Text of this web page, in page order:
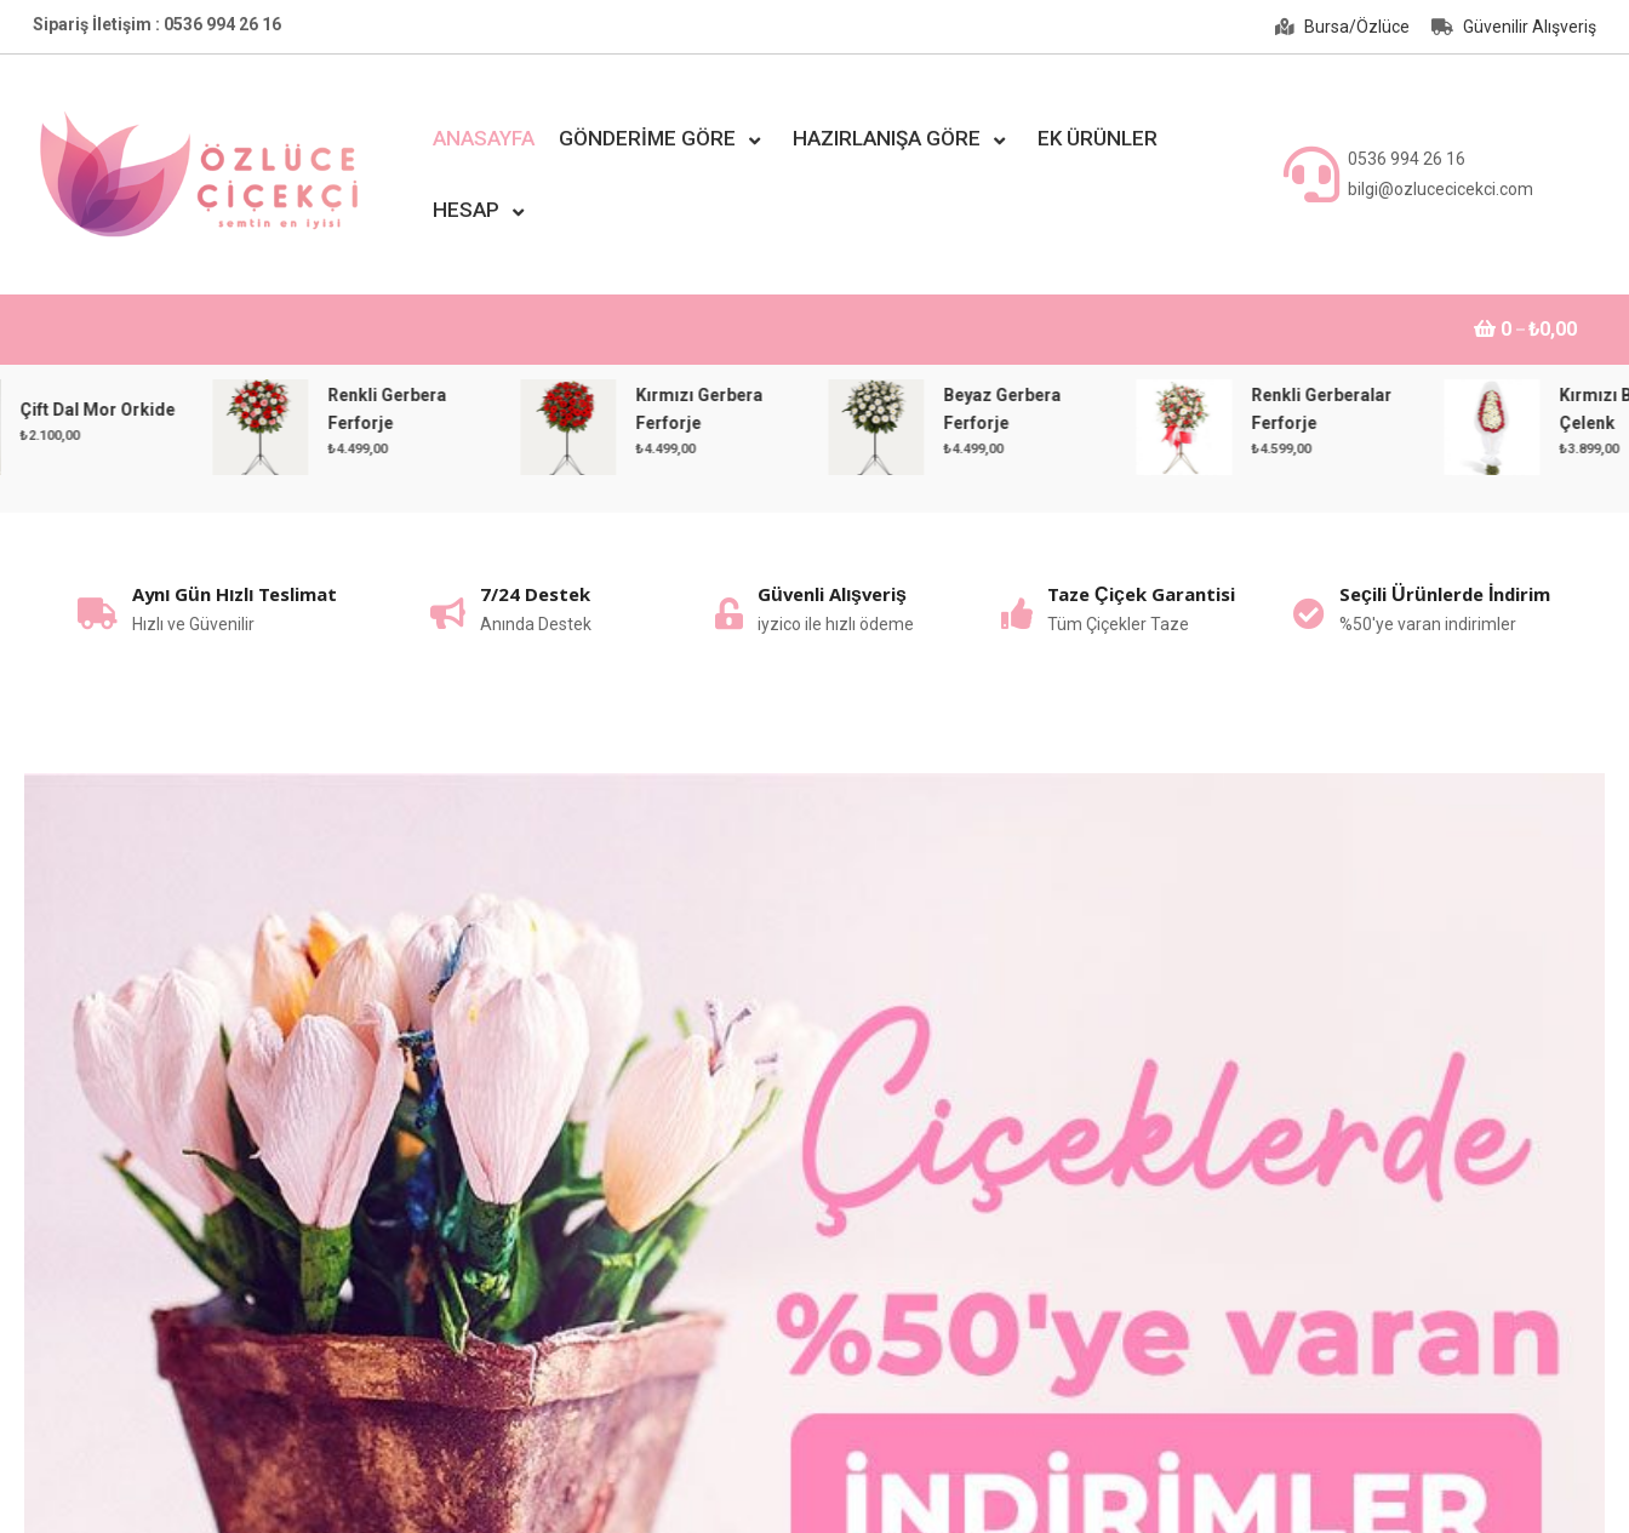
Skip
to
Sipariş İletişim : 0536 994 26 16 Bursa/Özlüce Güvenilir Alışveriş
ANASAYFA GÖNDERIME GÖRE HAZIRLANIŞA GÖRE EK ÜRÜNLER
HESAP
0536 994 26 16
bilgi@ozlucecicekci.com
0 ₺0,00
Mor Orkide
Renkli Gerbera
Ferforje
4.499,00
Kırmızı Gerbera
Ferforje
4.499,00
Beyaz Gerbera
Ferforje
4.499,00
Renkli Gerberalar
Ferforje
4.599,00
Kırmızı Beyaz
Çelenk
3.899,00
Aynı Gün Hızlı Teslimat
Hızlı ve Güvenilir
7/24 Destek
Anında Destek
Güvenli Alışveriş
iyzico ile hızlı ödeme
Taze Çiçek Garantisi
Tüm Çiçekler Taze
Seçili Ürünlerde İndirim
%50'ye varan indirimler